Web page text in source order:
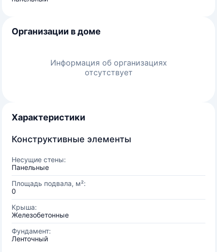
Организации в доме
Информация об организациях
отсутствует
Характеристики
Конструктивные элементы
Несущие стены:
Панельные
Площадь подвала, м²:
0
Крыша:
Железобетонные
Фундамент:
Ленточный